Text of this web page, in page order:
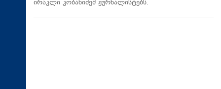
ირაკლი კობახიძემ ჟურნალისტებს.